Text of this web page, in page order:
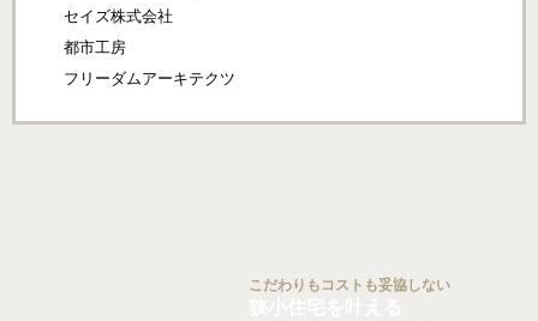
セイズ株式会社
都市工房
フリーダムアーキテクツ
こだわりもコストも妥協しない